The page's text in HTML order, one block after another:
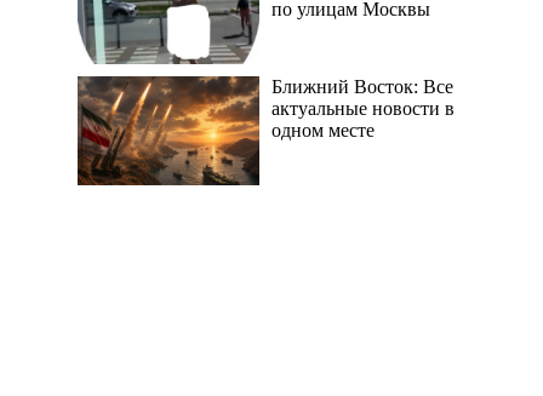
по улицам Москвы
Ближний Восток: Все
актуальные новости в
одном месте